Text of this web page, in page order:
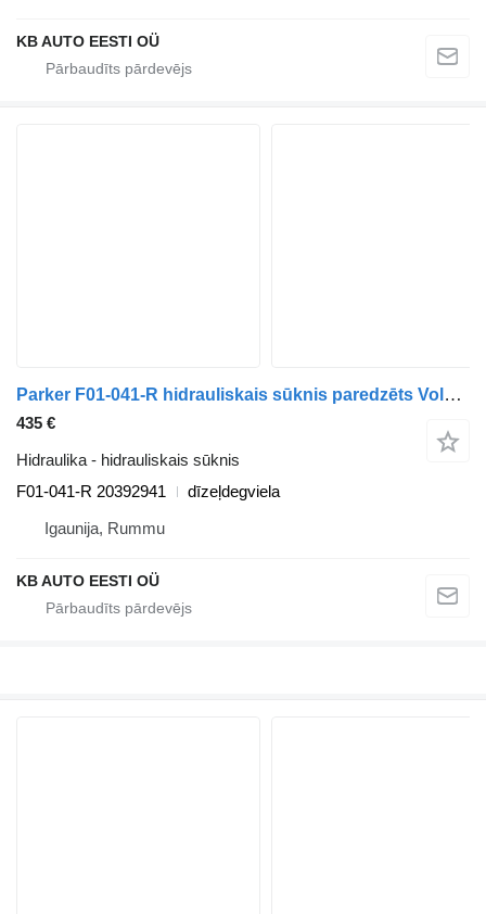
KB AUTO EESTI OÜ
Parker F01-041-R hidrauliskais sūknis paredzēts Volvo FH12, FH16, NH12, FH, VNL780 (1993-2014) kravas automašīnas
435 €
Hidraulika - hidrauliskais sūknis
F01-041-R 20392941
dīzeļdegviela
Igaunija, Rummu
KB AUTO EESTI OÜ